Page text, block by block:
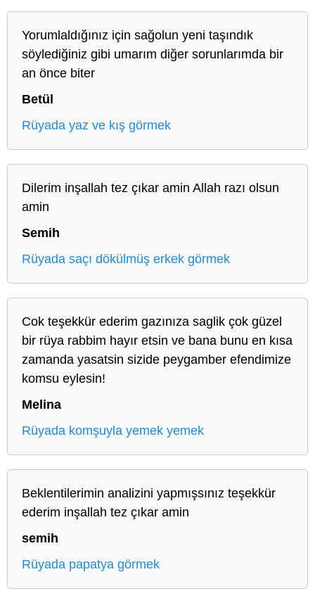
Yorumlaldığınız için sağolun yeni taşındık
söylediğiniz gibi umarım diğer sorunlarımda bir
an önce biter
Betül
Rüyada yaz ve kış görmek
Dilerim inşallah tez çıkar amin Allah razı olsun
amin
Semih
Rüyada saçı dökülmüş erkek görmek
Cok teşekkür ederim gazınıza saglik çok güzel
bir rüya rabbim hayır etsin ve bana bunu en kısa
zamanda yasatsin sizide peygamber efendimize
komsu eylesin!
Melina
Rüyada komşuyla yemek yemek
Beklentilerimin analizini yapmışsınız teşekkür
ederim inşallah tez çıkar amin
semih
Rüyada papatya görmek